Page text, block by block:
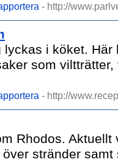
- http://
lyckas i köket.
som
- http://
Rhodos.
stränder samt